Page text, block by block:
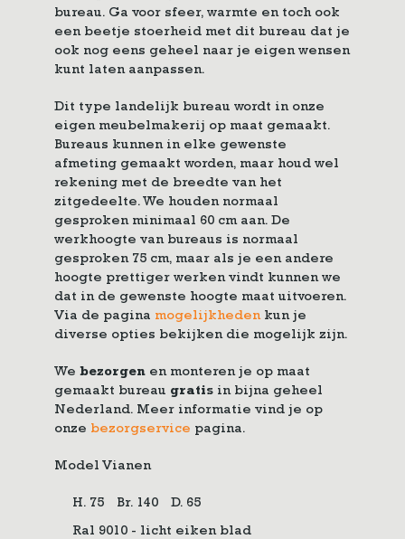
bureau. Ga voor sfeer, warmte en toch ook
een beetje stoerheid met dit bureau dat je
ook nog eens geheel naar je eigen wensen
kunt laten aanpassen.
Dit type landelijk bureau wordt in onze
eigen meubelmakerij op maat gemaakt.
Bureaus kunnen in elke gewenste
afmeting gemaakt worden, maar houd wel
rekening met de breedte van het
zitgedeelte. We houden normaal
gesproken minimaal 60 cm aan. De
werkhoogte van bureaus is normaal
gesproken 75 cm, maar als je een andere
hoogte prettiger werken vindt kunnen we
dat in de gewenste hoogte maat uitvoeren.
Via de pagina mogelijkhedenkun je
diverse opties bekijken die mogelijk zijn.
We bezorgen en monteren je op maat
gemaakt bureau gratis in bijna geheel
Nederland. Meer informatie vind je op
onze bezorgservice pagina.
Model Vianen
H. 75 Br. 140 D. 65
Ral 9010 - licht eiken blad